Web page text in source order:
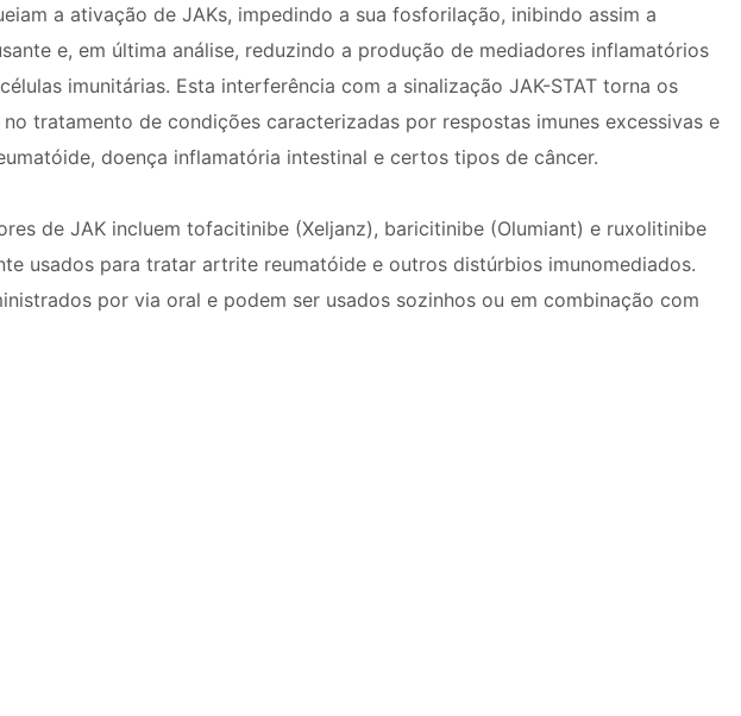
a ativação de JAKs, impedindo a sua fosforilação, inibindo assim a
e, em última análise, reduzindo a produção de mediadores inflamatórios
imunitárias. Esta interferência com a sinalização JAK-STAT torna os
tratamento de condições caracterizadas por respostas imunes excessivas e
doença inflamatória intestinal e certos tipos de câncer.
de JAK incluem tofacitinibe (Xeljanz), baricitinibe (Olumiant) e ruxolitinibe
usados ​​para tratar artrite reumatóide e outros distúrbios imunomediados.
por via oral e podem ser usados ​​sozinhos ou em combinação com